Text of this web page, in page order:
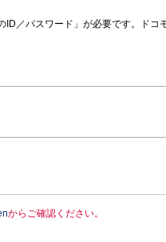
ID／パスワード」が必要です。ドコ
からご確認ください。